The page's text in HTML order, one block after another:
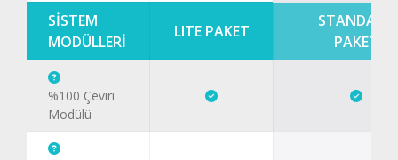
SİSTEM
MODÜLLERİ
LITE PAKET
STANDART
PAKET
%100 Çeviri
Modülü